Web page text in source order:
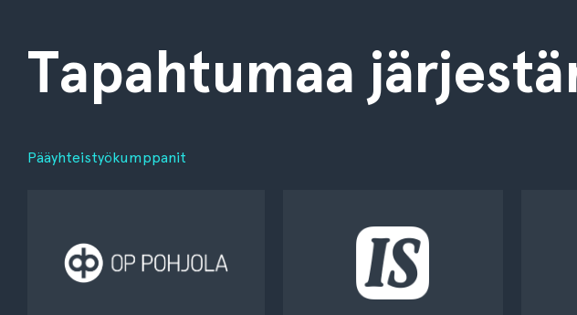
Tapahtumaa
Pääyhteistyökumppanit